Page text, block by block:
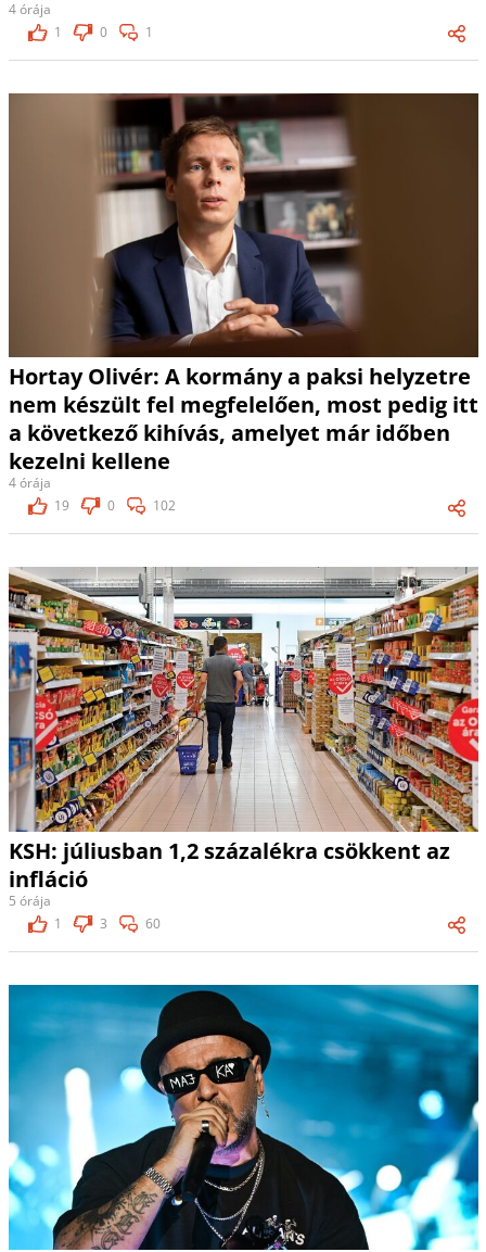
4 órája
1
0 1
Hortay Olivér: A kormány a paksi helyzetre
nem készült fel megfelelően, most pedig itt
a következő kihívás, amelyet már időben
kezelni kellene
4 órája
19
0 102
KSH: júliusban 1,2 százalékra csökkent az
infláció
5 órája
1
3 60